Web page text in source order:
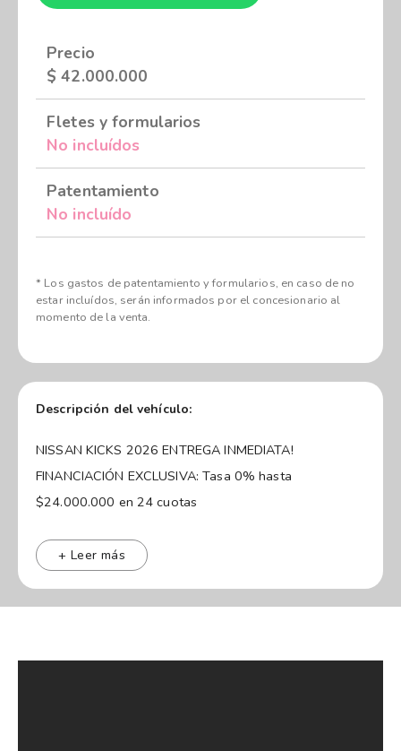
Precio
$ 42.000.000
Fletes y formularios
No incluídos
Patentamiento
No incluído
* Los gastos de patentamiento y formularios, en caso de no
estar incluídos, serán informados por el concesionario al
momento de la venta.
Descripción del vehículo:
NISSAN KICKS 2026 ENTREGA INMEDIATA!
FINANCIACIÓN EXCLUSIVA: Tasa 0% hasta
$24.000.000 en 24 cuotas
un diseño innovador, más espacio, más confort, y
seguro e inteligente. Disfrutá del confort y la amplitud
y terminaciones premium.
+ Leer más